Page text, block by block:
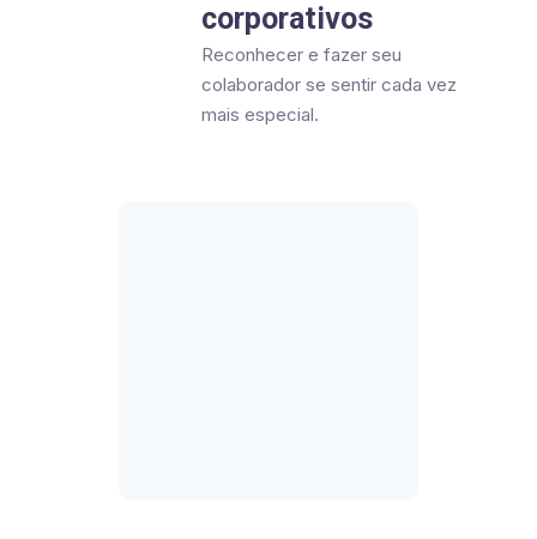
corporativos
Reconhecer e fazer seu
colaborador se sentir cada vez
mais especial.